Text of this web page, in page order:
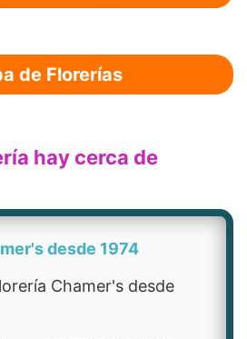
de Florerías
hay cerca de
desde 1974
Chamer's desde